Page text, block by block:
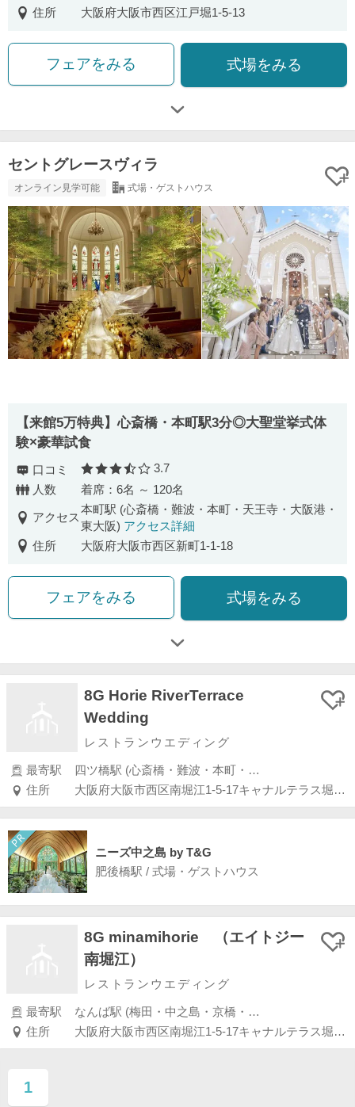
住所
大阪府大阪市西区江戸堀1-5-13
フェアをみる 式場をみる
セントグレースヴィラ
オンライン見学可能 式場・ゲストハウス
【来館5万特典】心斎橋・本町駅3分◎大聖堂挙式体
験×豪華試食
口コミ 口コミ評価
3.7
人数
着席：6名 ～ 120名
アクセス
本町駅 (心斎橋・難波・本町・天王寺・大阪港・
東大阪) アクセス詳細
住所
大阪府大阪市西区新町1-1-18
フェアをみる 式場をみる
8G Horie RiverTerrace
Wedding
レストランウエディング
最寄駅
四ツ橋駅 (心斎橋・難波・本町・天王寺・大阪港・東大阪)
住所
大阪府大阪市西区南堀江1-5-17キャナルテラス堀江 西棟1F
ニーズ中之島 by T&G
肥後橋駅 / 式場・ゲストハウス
8G minamihorie （エイトジー
南堀江）
レストランウエディング
最寄駅
なんば駅 (梅田・中之島・京橋・桜ノ宮)
住所
大阪府大阪市西区南堀江1-5-17キャナルテラス堀江西棟1Ｆ
1